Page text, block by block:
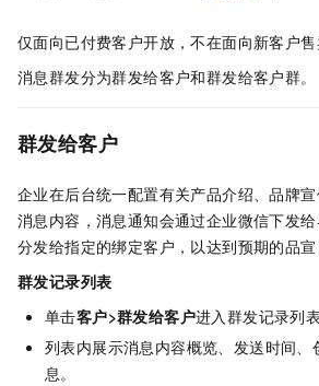
仅面向已付费客户开放，不在面向新客户
消息群发分为群发给客户和群发给客户群。
群发给客户
企业在后台统一配置有关产品介绍、品牌
消息内容，消息通知会通过企业微信下发
分发给指定的绑定客户，以达到预期的品宣
群发记录列表
单击客户>群发给客户进入群发记录列
列表内展示消息内容概览、发送时间、
息。